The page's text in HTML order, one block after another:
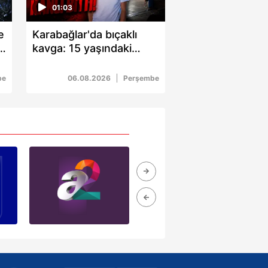
detaylı bilgi için Ayarlar
ve sitemizde ilgili
01:03
Karabağlar'da bıçaklı
kavga: 15 yaşındaki
bıçaklandı06.08.2026 Perşembe